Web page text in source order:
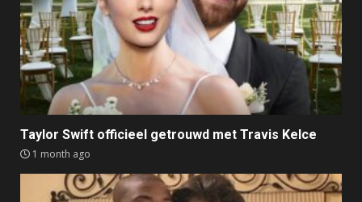
Taylor Swift officieel getrouwd met Travis Kelce
1 month ago